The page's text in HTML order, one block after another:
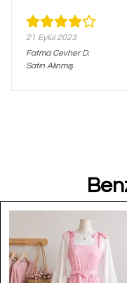
21 Eylül 2023
Fatma Cevher D.
Satın Alınmış